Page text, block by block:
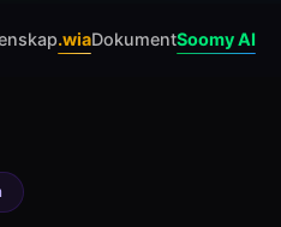
.wiaDokumentSoomy AI